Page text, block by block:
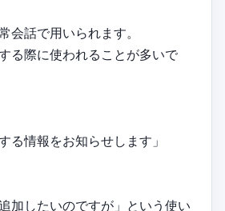
会話で用いられます。
る際に使われることが多いで
る情報をお知らせします」
加したいのですが」という使い